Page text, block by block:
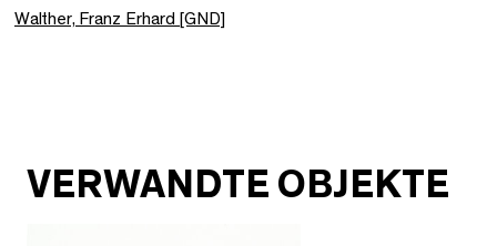
Walther, Franz Erhard [GND]
VERWANDTE OBJEKTE